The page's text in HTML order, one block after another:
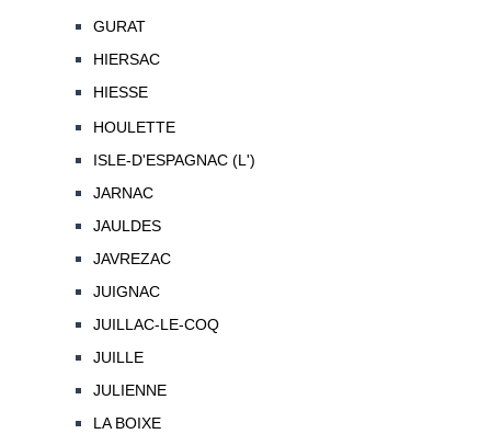
GURAT
HIERSAC
HIESSE
HOULETTE
ISLE-D'ESPAGNAC (L')
JARNAC
JAULDES
JAVREZAC
JUIGNAC
JUILLAC-LE-COQ
JUILLE
JULIENNE
LA BOIXE